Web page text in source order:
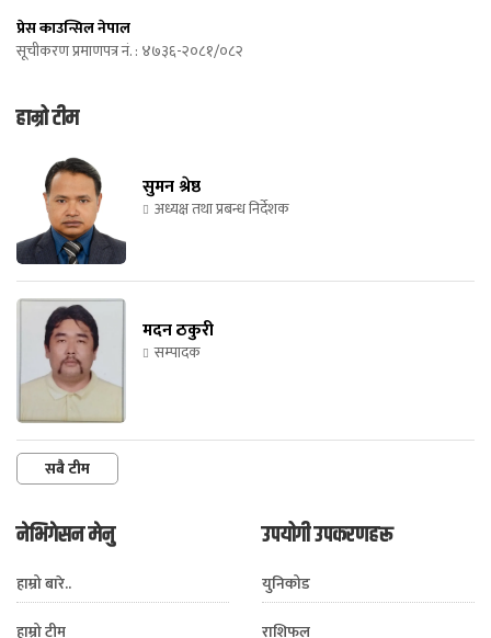
प्रेस काउन्सिल नेपाल
सूचीकरण प्रमाणपत्र नं. : ४७३६-२०८१/०८२
हाम्रो टीम
सुमन श्रेष्ठ
अध्यक्ष तथा प्रबन्ध निर्देशक
मदन ठकुरी
सम्पादक
सबै टीम
नेभिगेसन मेनु
हाम्रो बारे..
हाम्रो टीम
उपयोगी उपकरणहरू
युनिकोड
राशिफल